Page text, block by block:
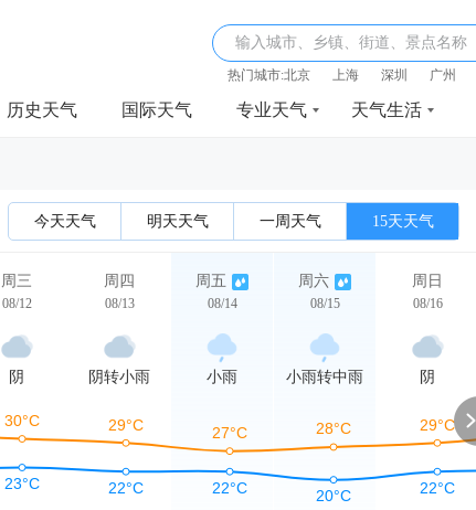
输入城市、乡镇、街道、景点名称
热门城市:北京 上海 深圳 广州
历史天气 国际天气 专业天气 天气生活
今天天气 明天天气 一周天气 15天天气
周三
08/12
阴
周四
08/13
阴转小雨
周五
08/14
小雨
周六
08/15
小雨转中雨
周日
08/16
阴